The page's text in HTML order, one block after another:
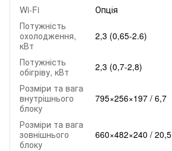
Wi-Fi
Опція
Потужність
охолодження,
кВт
2,3 (0,65-2.6)
Потужність
обігріву, кВт
2,3 (0,7-2,8)
Розміри та вага
внутрішнього
блоку
795×256×197 / 6,7
Розміри та вага
зовнішнього
блоку
660×482×240 / 20,5